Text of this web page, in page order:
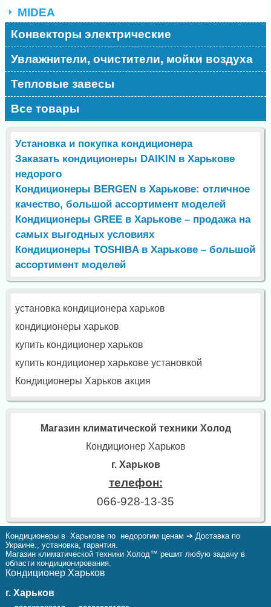
MIDEA
Конвекторы электрические
Увлажнители, очистители, мойки воздуха
Тепловые завесы
Все товары
Установка и покупка кондиционера
Заказать кондиционеры DAIKIN в Харькове
недорого
Кондиционеры BERGEN в Харькове: отличное
качество, большой ассортимент моделей
Кондиционеры GREE в Харькове – продажа на
самых выгодных условиях
Кондиционеры TOSHIBA в Харькове – большой
ассортимент моделей
установка кондиционера харьков
кондиционеры харьков
купить кондиционер харьков
купить кондиционер харькове установкой
Кондиционеры Харьков акция
Магазин климатической техники Холод
Кондиционер Харьков
г. Харьков
телефон:
066-928-13-35
Кондиционеры в Харькове по недорогим ценам ➔ Доставка по
Украине., установка, гарантия.
Магазин климатической техники Холод™ решит любую задачу в
области кондиционирования.
Кондиционер Харьков
г. Харьков